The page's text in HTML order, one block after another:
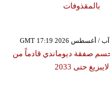
بالمقذوفات
صفقة ديوماندي قادماً من
لايبزيغ حتى 2033